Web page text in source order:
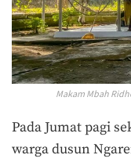
Makam Mbah
Pada Jumat pagi
warga dusun